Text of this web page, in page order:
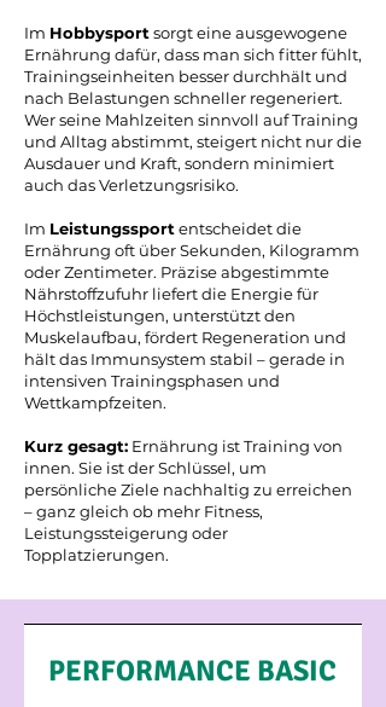
Im Hobbysport sorgt eine ausgewogene
Ernährung dafür, dass man sich fitter fühlt,
Trainingseinheiten besser durchhält und
nach Belastungen schneller regeneriert.
Wer seine Mahlzeiten sinnvoll auf Training
und Alltag abstimmt, steigert nicht nur die
Ausdauer und Kraft, sondern minimiert
auch das Verletzungsrisiko.
Im Leistungssport entscheidet die
Ernährung oft über Sekunden, Kilogramm
oder Zentimeter. Präzise abgestimmte
Nährstoffzufuhr liefert die Energie für
Höchstleistungen, unterstützt den
Muskelaufbau, fördert Regeneration und
hält das Immunsystem stabil – gerade in
intensiven Trainingsphasen und
Wettkampfzeiten.
Kurz gesagt: Ernährung ist Training von
innen. Sie ist der Schlüssel, um
persönliche Ziele nachhaltig zu erreichen
– ganz gleich ob mehr Fitness,
Leistungssteigerung oder
Topplatzierungen.
PERFORMANCE BASIC